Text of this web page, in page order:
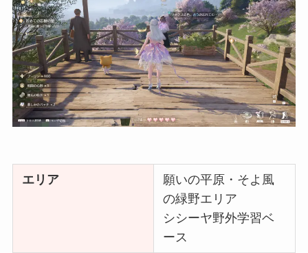
エリア
願いの平原・そよ風
の緑野エリア
シシーヤ野外学習ベ
ース